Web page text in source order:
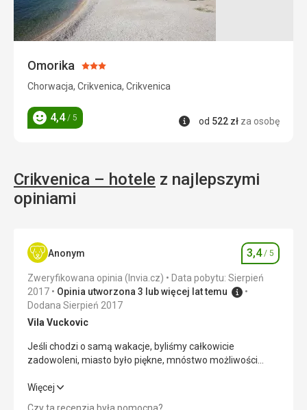
Omorika Ocena:
3/5
Chorwacja, Crikvenica, Crikvenica
Ocena
4,4/ 5 Informacje
od 522 zł za osobę
Crikvenica – hotele z najlepszymi
opiniami
Anonym Ocena
3,4/ 5
Zweryfikowana opinia (Invia.cz)
Data pobytu: Sierpień
2017
Opinia utworzona 3 lub więcej lat temu
Dodana Sierpień 2017
Vila Vuckovic
Jeśli chodzi o samą wakacje, byliśmy całkowicie
zadowoleni, miasto było piękne, mnóstwo możliwości
plaże... jednak bardzo problematyczny był transport.
Jeśli chodzi o samą wakacje, byliśmy całkowicie
Więcej